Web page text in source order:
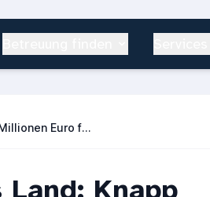
Sicherstellungszuschlag: 80 Millionen Euro für ländliche Kliniken
Knapp